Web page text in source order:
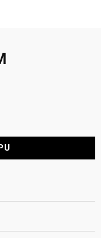
8 brzina 175mm 36-22T